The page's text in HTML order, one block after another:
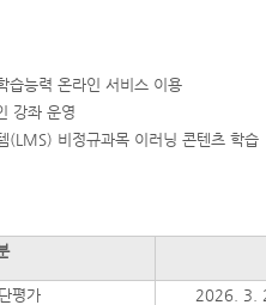
능력 온라인 서비스 이용
강좌 운영
비정규과목 이러닝 콘텐츠 학습
평가 2026. 3.